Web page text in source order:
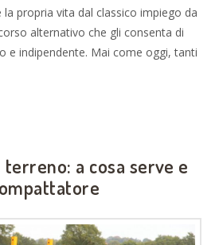
propria vita dal classico impiego da
alternativo che gli consenta di
e indipendente. Mai come oggi, tanti
terreno: a cosa serve e